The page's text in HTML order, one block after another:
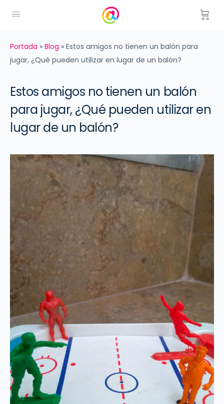
Portada » Blog » Estos amigos no tienen un balón para
jugar, ¿Qué pueden utilizar en lugar de un balón?
Estos amigos no tienen un balón
para jugar, ¿Qué pueden utilizar en
lugar de un balón?